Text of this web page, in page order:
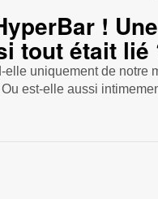
!
tout était lié
elle uniquement de notre
est-elle aussi